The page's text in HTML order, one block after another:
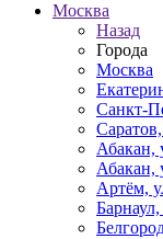
Москва
Назад
Города
Москва
Санкт-
Абакан,
Абакан,
Артём,